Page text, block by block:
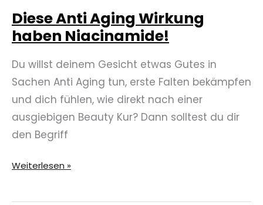
Diese Anti Aging Wirkung
haben Niacinamide!
Du willst deinem Gesicht etwas Gutes in
Sachen Anti Aging tun, erste Falten bekämpfen
und dich fühlen, wie direkt nach einer
ausgiebigen Beauty Kur? Dann solltest du dir
den Begriff
Diese
Aging
Weiterlesen »